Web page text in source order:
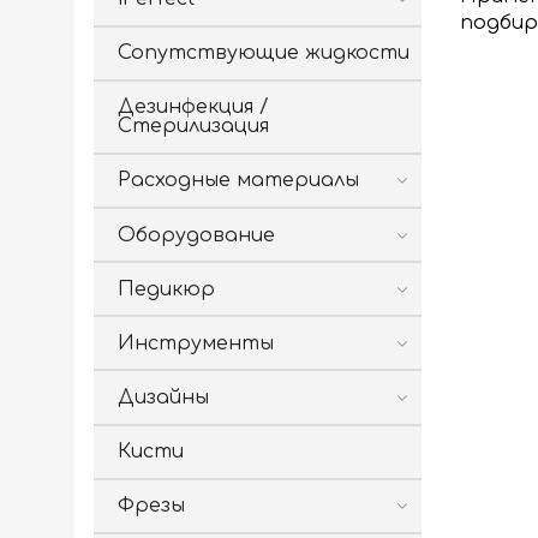
Сопутствующие жидкости
Дезинфекция /
Стерилизация
Расходные материалы
Оборудование
Педикюр
Инструменты
Дизайны
Кисти
Фрезы